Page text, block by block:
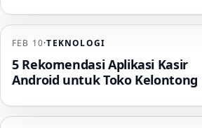
FEB 10·TEKNOLOGI
5 Rekomendasi Aplikasi Kasir
Android untuk Toko Kelontong